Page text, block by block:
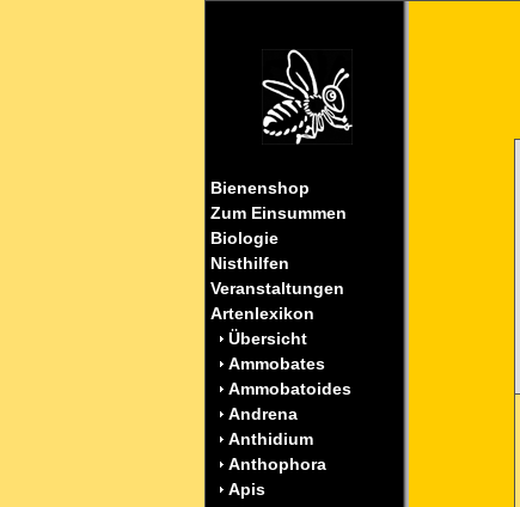
Bienenshop
Zum Einsummen
Biologie
Nisthilfen
Veranstaltungen
Artenlexikon
Übersicht
Ammobates
Ammobatoides
Andrena
Anthidium
Anthophora
Apis